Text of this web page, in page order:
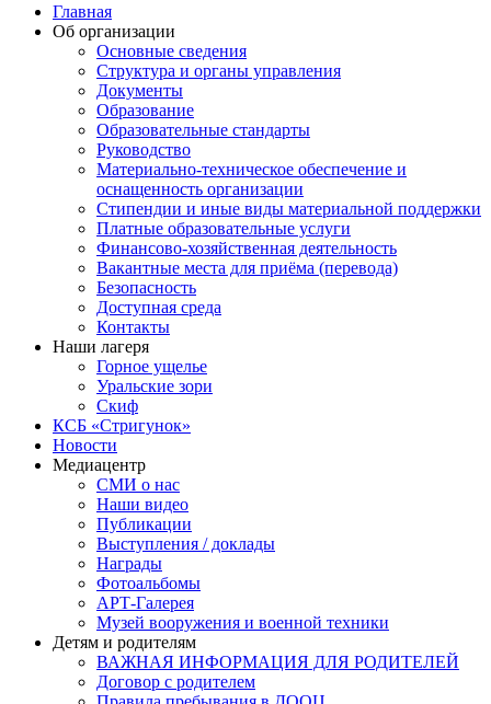
Главная
Об организации
Основные сведения
Структура и органы управления
Документы
Образование
Образовательные стандарты
Руководство
Материально-техническое обеспечение и
оснащенность организации
Стипендии и иные виды материальной поддержки
Платные образовательные услуги
Финансово-хозяйственная деятельность
Вакантные места для приёма (перевода)
Безопасность
Доступная среда
Контакты
Наши лагеря
Горное ущелье
Уральские зори
Скиф
КСБ «Стригунок»
Новости
Медиацентр
СМИ о нас
Наши видео
Публикации
Выступления / доклады
Награды
Фотоальбомы
АРТ-Галерея
Музей вооружения и военной техники
Детям и родителям
ВАЖНАЯ ИНФОРМАЦИЯ ДЛЯ РОДИТЕЛЕЙ
Договор с родителем